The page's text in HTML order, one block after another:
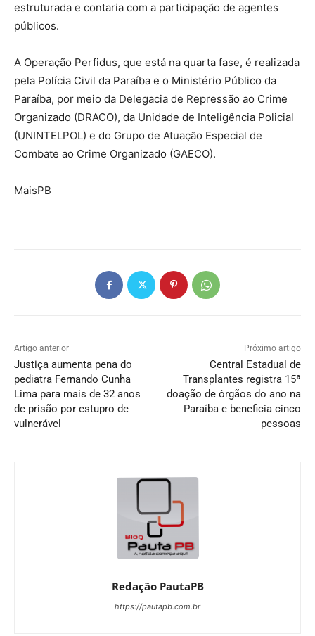
estruturada e contaria com a participação de agentes
públicos.
A Operação Perfidus, que está na quarta fase, é realizada
pela Polícia Civil da Paraíba e o Ministério Público da
Paraíba, por meio da Delegacia de Repressão ao Crime
Organizado (DRACO), da Unidade de Inteligência Policial
(UNINTELPOL) e do Grupo de Atuação Especial de
Combate ao Crime Organizado (GAECO).
MaisPB
Artigo anterior
Justiça aumenta pena do
pediatra Fernando Cunha
Lima para mais de 32 anos
de prisão por estupro de
vulnerável
Próximo artigo
Central Estadual de
Transplantes registra 15ª
doação de órgãos do ano na
Paraíba e beneficia cinco
pessoas
Redação PautaPB
https://pautapb.com.br